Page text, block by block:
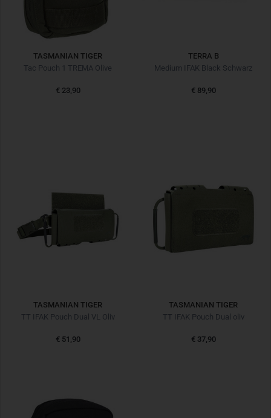
TASMANIAN TIGER
Tac Pouch 1 TREMA Olive
€ 23,90
TERRA B
Medium IFAK Black Schwarz
€ 89,90
TASMANIAN TIGER
TT IFAK Pouch Dual VL Oliv
€ 51,90
TASMANIAN TIGER
TT IFAK Pouch Dual oliv
€ 37,90